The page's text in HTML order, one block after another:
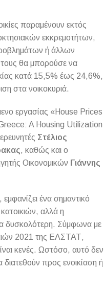
παραμένουν εκτός
εκκρεμοτήτων,
ή άλλων
θα μπορούσε να
κατά 15,5% έως 24,6%,
στα νοικοκυριά.
εργασίας «House Prices
A Housing Utilization
Στέλιος
, καθώς και ο
Οικονομικών Γιάννης
ένα σημαντικό
αλλά η
δυσκολότερη. Σύμφωνα με
2021 της ΕΛΣΤΑΤ,
κενές. Ωστόσο, αυτό δεν
προς ενοικίαση ή